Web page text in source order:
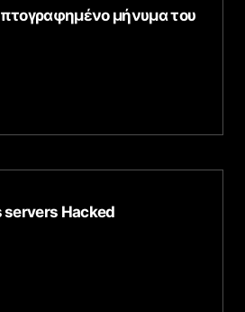
μήνυμα του
servers Hacked